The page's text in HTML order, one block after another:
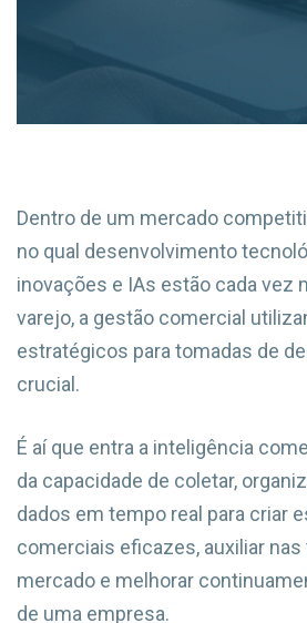
Dentro de um mercado
no qual desenvolvimento
inovações e IAs estão cada vez
varejo, a gestão comercial
estratégicos para tomadas de
crucial.
É aí que entra a inteligência
da capacidade de coletar,
dados em tempo real para criar
comerciais eficazes, auxiliar
mercado e melhorar
de uma empresa.